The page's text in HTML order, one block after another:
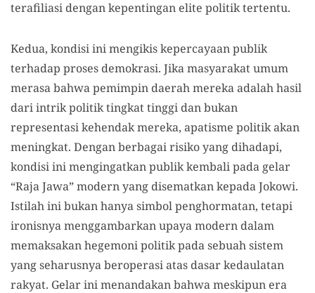
terafiliasi dengan kepentingan elite politik tertentu.
Kedua, kondisi ini mengikis kepercayaan publik
terhadap proses demokrasi. Jika masyarakat umum
merasa bahwa pemimpin daerah mereka adalah hasil
dari intrik politik tingkat tinggi dan bukan
representasi kehendak mereka, apatisme politik akan
meningkat. Dengan berbagai risiko yang dihadapi,
kondisi ini mengingatkan publik kembali pada gelar
“Raja Jawa” modern yang disematkan kepada Jokowi.
Istilah ini bukan hanya simbol penghormatan, tetapi
ironisnya menggambarkan upaya modern dalam
memaksakan hegemoni politik pada sebuah sistem
yang seharusnya beroperasi atas dasar kedaulatan
rakyat. Gelar ini menandakan bahwa meskipun era